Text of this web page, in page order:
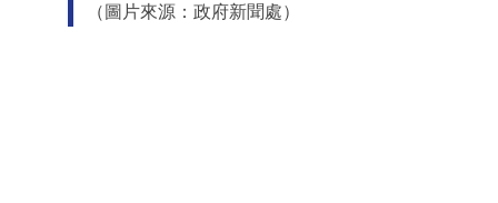
（圖片來源：政府新聞處）